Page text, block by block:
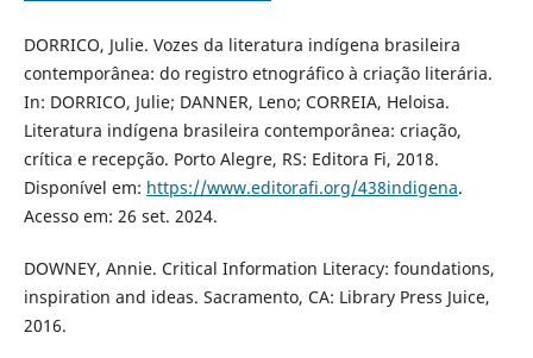
DORRICO, Julie. Vozes da literatura indígena brasileira
contemporânea: do registro etnográfico à criação literária.
In: DORRICO, Julie; DANNER, Leno; CORREIA, Heloisa.
Literatura indígena brasileira contemporânea: criação,
crítica e recepção. Porto Alegre, RS: Editora Fi, 2018.
Disponível em: https://www.editorafi.org/438indigena.
Acesso em: 26 set. 2024.
DOWNEY, Annie. Critical Information Literacy: foundations,
inspiration and ideas. Sacramento, CA: Library Press Juice,
2016.